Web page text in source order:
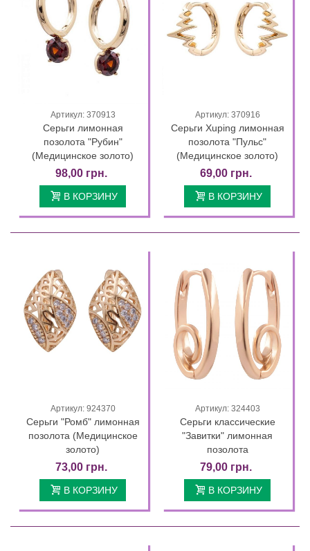
Артикул: 370913
Серьги лимонная
позолота "Рубин"
(Медицинское золото)
98,00 грн.
В КОРЗИНУ
Артикул: 370916
Серьги Xuping лимонная
позолота "Пульс"
(Медицинское золото)
69,00 грн.
В КОРЗИНУ
Артикул: 924370
Серьги "Ромб" лимонная
позолота (Медицинское
золото)
73,00 грн.
В КОРЗИНУ
Артикул: 324403
Серьги классические
"Завитки" лимонная
позолота
79,00 грн.
В КОРЗИНУ